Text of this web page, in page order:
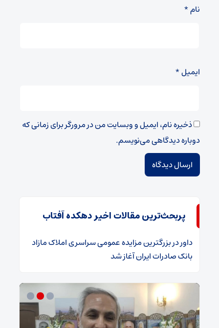
نام*
ایمیل*
ذخیره نام، ایمیل و وبسایت من در مرورگر برای زمانی که
دوباره دیدگاهی می‌نویسم.
پربحث‌ترین مقالات اخیر دهکده آفتاب
داوردر​بزرگترین مزایده عمومی سراسری املاک مازاد
بانک صادرات ایران آغاز شد